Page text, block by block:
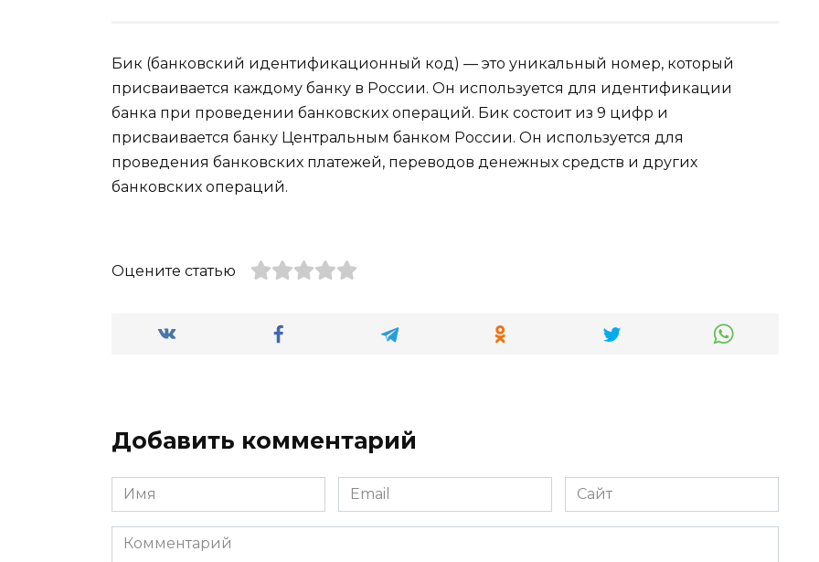
Бик (банковский идентификационный код) — это уникальный номер, который
присваивается каждому банку в России. Он используется для идентификации
банка при проведении банковских операций. Бик состоит из 9 цифр и
присваивается банку Центральным банком России. Он используется для
проведения банковских платежей, переводов денежных средств и других
банковских операций.
Оцените статью
Добавить комментарий
Имя
*
Email
*
Сайт
Комментарий